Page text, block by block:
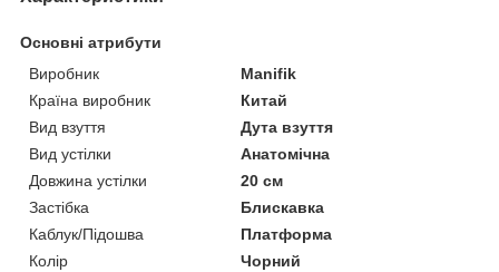
Основні атрибути
Виробник
Manifik
Країна виробник
Китай
Вид взуття
Дута взуття
Вид устілки
Анатомічна
Довжина устілки
20 см
Застібка
Блискавка
Каблук/Підошва
Платформа
Колір
Чорний